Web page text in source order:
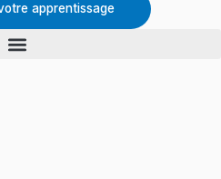
apprentissage